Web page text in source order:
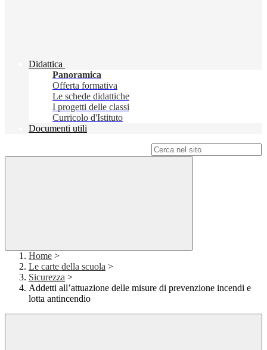
Didattica
Panoramica
Offerta formativa
Le schede didattiche
I progetti delle classi
Curricolo d'Istituto
Documenti utili
Home >
Le carte della scuola >
Sicurezza >
Addetti all’attuazione delle misure di prevenzione incendi e
lotta antincendio